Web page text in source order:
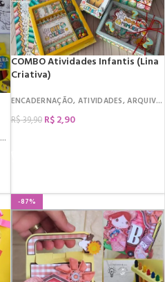
DATAS COMEMORATIVAS
COMBO Atividades Infantis (Lina
Criativa)
ENCADERNAÇÃO, ATIVIDADES,ARQUIVOS DE CORTE
R$39,90 R$2,90
-87%